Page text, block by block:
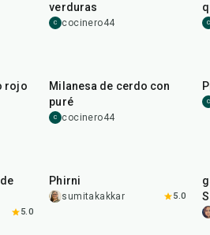
verduras
C cocinero44 C
rojo
Milanesa de cerdo con
puré
C cocinero44
C
5.0
Phirni
sumitakakkar 5.0